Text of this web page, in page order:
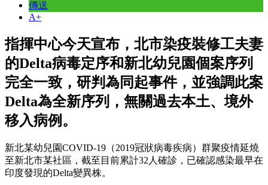
傳送
A+
指揮中心今天宣布，北市染疫裝修工夫妻
的Delta病毒定序和新北幼兒園個案序列
完全一致，研判為同起事件，並強調此案
Delta為全新序列，無關過去本土、境外
移入病例。
新北某幼兒園COVID-19（2019冠狀病毒疾病）群聚疫情延燒
至新北市某社區，截至目前累計32人確診，已確認感染最早在
印度發現的Delta變異株。